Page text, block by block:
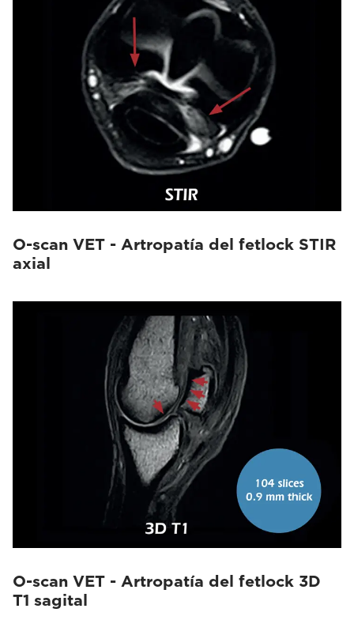
O-scan VET - Artropatía del fetlock STIR
axial
O-scan VET - Artropatía del fetlock 3D
T1 sagital